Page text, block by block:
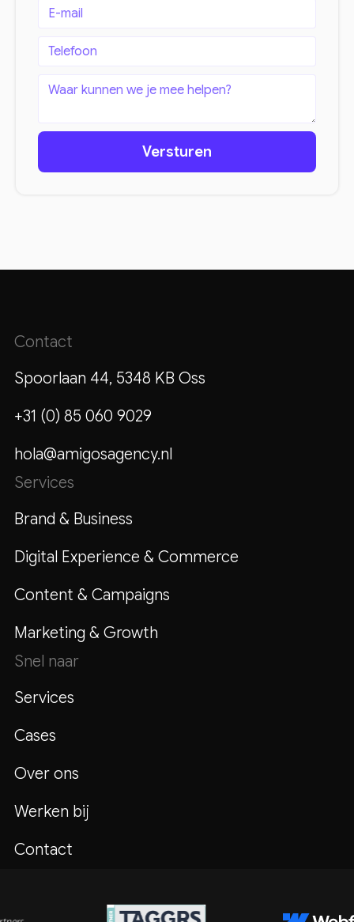
Contact
Spoorlaan 44, 5348 KB Oss
+31 (0) 85 060 9029
hola@amigosagency.nl
Services
Brand & Business
Digital Experience & Commerce
Content & Campaigns
Marketing & Growth
Snel naar
Services
Cases
Over ons
Werken bij
Contact